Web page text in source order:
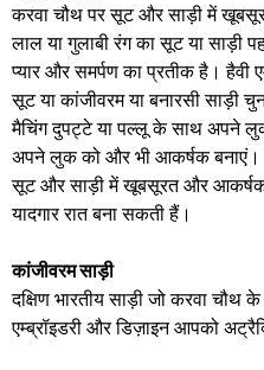
करवा चौथ पर सूट और साड़ी में
लाल या गुलाबी रंग का सूट या साड़ी
प्यार और समर्पण का प्रतीक है। हैवी
सूट या कांजीवरम या बनारसी साड़ी
मैचिंग दुपट्टे या पल्लू के साथ अपने
अपने लुक को और भी आकर्षक बनाएं।
सूट और साड़ी में खूबसूरत और
यादगार रात बना सकती हैं।
कांजीवरम साड़ी
दक्षिण भारतीय साड़ी जो करवा चौथ
एम्ब्रॉइडरी और डिज़ाइन आपको